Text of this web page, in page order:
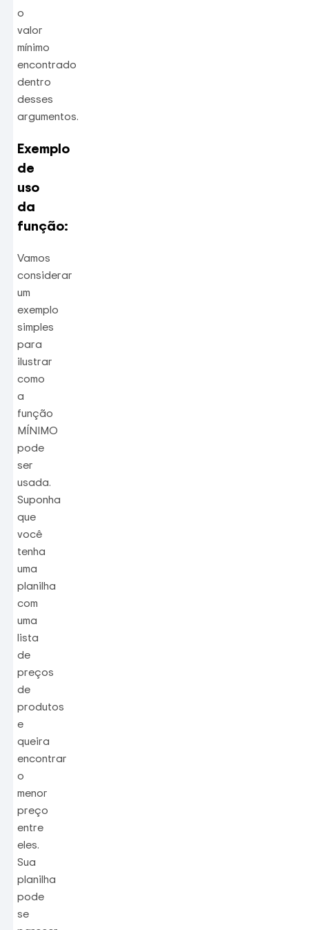
o
valor
mínimo
encontrado
dentro
desses
argumentos.
Exemplo
de
uso
da
função:
Vamos
considerar
um
exemplo
simples
para
ilustrar
como
a
função
MÍNIMO
pode
ser
usada.
Suponha
que
você
tenha
uma
planilha
com
uma
lista
de
preços
de
produtos
e
queira
encontrar
o
menor
preço
entre
eles.
Sua
planilha
pode
se